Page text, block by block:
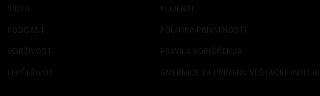
VIDEO
PODCAST
ODRŽIVOST
LEPŠI ŽIVOT
KLIJENTI
POLITIKA PRIVATNOSTI
PRAVILA KORIŠĆENJA
SMERNICE ZA PRIMENU VEŠTAČKE